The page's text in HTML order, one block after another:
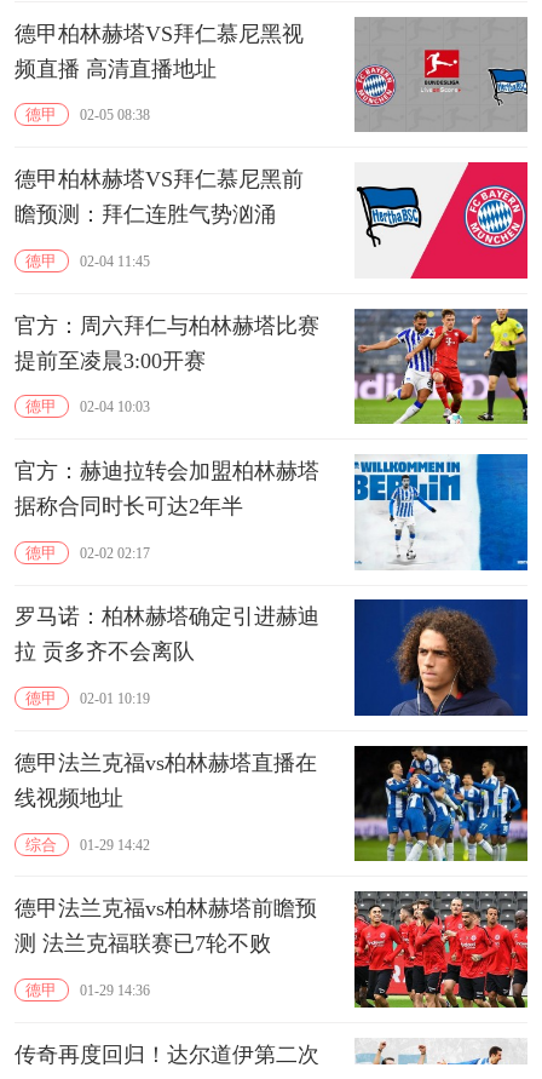
德甲柏林赫塔VS拜仁慕尼黑视
频直播 高清直播地址
德甲 02-05 08:38
德甲柏林赫塔VS拜仁慕尼黑前
瞻预测：拜仁连胜气势汹涌
德甲 02-04 11:45
官方：周六拜仁与柏林赫塔比赛
提前至凌晨3:00开赛
德甲 02-04 10:03
官方：赫迪拉转会加盟柏林赫塔
据称合同时长可达2年半
德甲 02-02 02:17
罗马诺：柏林赫塔确定引进赫迪
拉 贡多齐不会离队
德甲 02-01 10:19
德甲法兰克福vs柏林赫塔直播在
线视频地址
综合 01-29 14:42
德甲法兰克福vs柏林赫塔前瞻预
测 法兰克福联赛已7轮不败
德甲 01-29 14:36
传奇再度回归！达尔道伊第二次